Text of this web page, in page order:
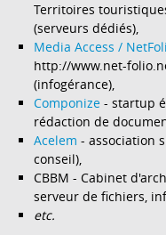
Territoires
(serveurs dédiés),
Media Access /
http://www.net-
(infogérance),
Componize - startup
rédaction de
Acelem - association
conseil),
CBBM - Cabinet
serveur de fichiers,
etc.